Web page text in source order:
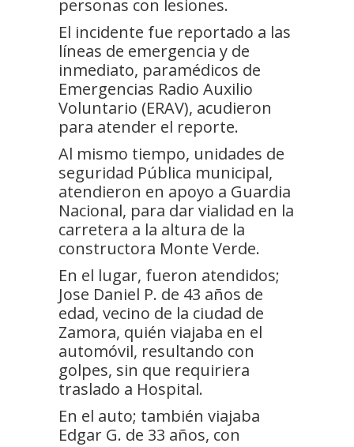
personas con lesiones.
El incidente fue reportado a las
líneas de emergencia y de
inmediato, paramédicos de
Emergencias Radio Auxilio
Voluntario (ERAV), acudieron
para atender el reporte.
Al mismo tiempo, unidades de
seguridad Pública municipal,
atendieron en apoyo a Guardia
Nacional, para dar vialidad en la
carretera a la altura de la
constructora Monte Verde.
En el lugar, fueron atendidos;
Jose Daniel P. de 43 años de
edad, vecino de la ciudad de
Zamora, quién viajaba en el
automóvil, resultando con
golpes, sin que requiriera
traslado a Hospital.
En el auto; también viajaba
Edgar G. de 33 años, con